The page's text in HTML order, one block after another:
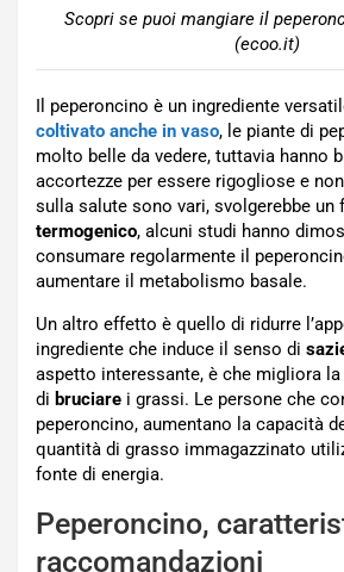
Scopri se puoi mangiare il
(ecoo.it)
Il peperoncino è un ingrediente
coltivato anche in vaso, le piante di
molto belle da vedere, tuttavia hanno
accortezze per essere rigogliose e
sulla salute sono vari, svolgerebbe un
termogenico, alcuni studi hanno
consumare regolarmente il
aumentare il metabolismo basale.
Un altro effetto è quello di ridurre
ingrediente che induce il senso di
aspetto interessante, è che migliora
di bruciare i grassi. Le persone che
peperoncino, aumentano la capacità
quantità di grasso immagazzinato
fonte di energia.
Peperoncino,
raccomandazioni